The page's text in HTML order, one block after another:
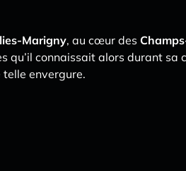
Marigny, au cœur des
qu’il connaissait alors durant sa
envergure.